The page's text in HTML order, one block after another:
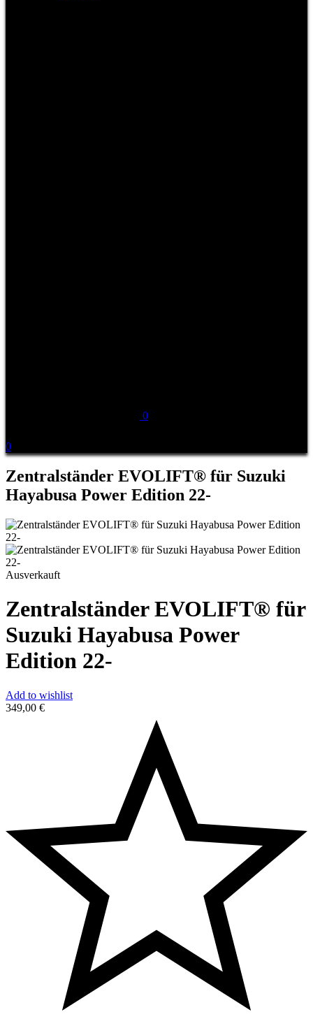
0
0
Zentralständer EVOLIFT® für Suzuki
Hayabusa Power Edition 22-
Ausverkauft
Zentralständer EVOLIFT® für
Suzuki Hayabusa Power
Edition 22-
Add to wishlist
349,00 €